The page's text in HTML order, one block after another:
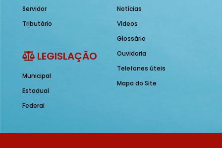
Servidor
Tributário
LEGISLAÇÃO
Municipal
Estadual
Federal
Notícias
Vídeos
Glossário
Ouvidoria
Telefones úteis
Mapa do Site